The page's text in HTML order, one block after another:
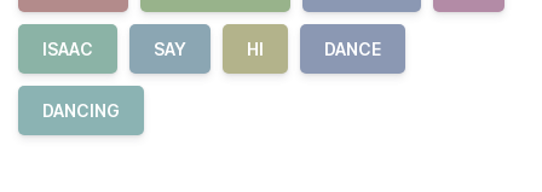
ISAAC SAY HI DANCE
DANCING